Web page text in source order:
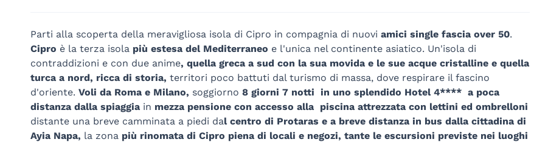
Parti alla scoperta della meravigliosa isola di Cipro in compagnia di nuovi amici single fascia over 50.
Cipro è la terza isola più estesa del Mediterraneo e l'unica nel continente asiatico. Un'isola di
contraddizioni e con due anime, quella greca a sud con la sua movida e le sue acque cristalline e quella
turca a nord, ricca di storia, territori poco battuti dal turismo di massa, dove respirare il fascino
d'oriente. Voli da Roma e Milano, soggiorno 8 giorni 7 notti in uno splendido Hotel 4**** a poca
distanza dalla spiaggiain mezza pensione con accesso alla piscina attrezzata con lettini ed ombrelloni
distante una breve camminata a piedi dal centro di Protaras e a breve distanza in bus dalla cittadina di
Ayia Napa, la zona più rinomata di Cipro piena di locali e negozi, tante le escursioni previste nei luoghi